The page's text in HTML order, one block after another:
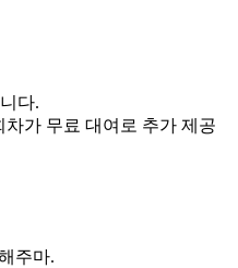
다.
가 무료 대여로 추가 제공
주마.